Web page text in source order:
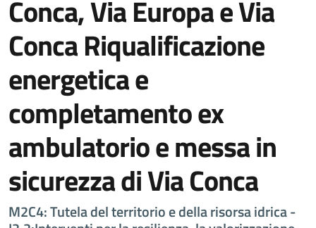
Conca, Via Europa e Via
Conca Riqualificazione
energetica e
completamento ex
ambulatorio e messa in
sicurezza di Via Conca
M2C4: Tutela del territorio e della risorsa idrica -